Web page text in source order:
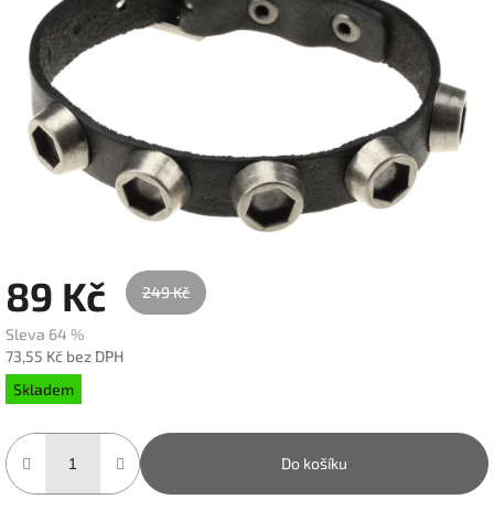
hvězdiček.
89 Kč 249 Kč
Sleva 64 %
73,55 Kč bez DPH
Měrná
cena:
Skladem
Do košíku